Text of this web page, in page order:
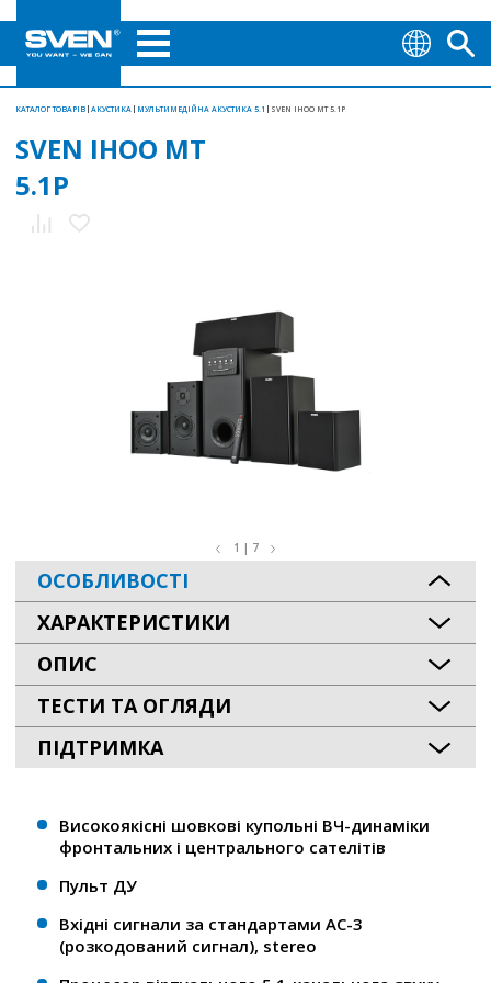
КАТАЛОГ ТОВАРІВ АКУСТИКА МУЛЬТИМЕДІЙНА АКУСТИКА 5.1 SVEN IHOO MT 5.1P
SVEN IHOO MT
5.1P
1 | 7
ОСОБЛИВОСТІ
ХАРАКТЕРИСТИКИ
ОПИС
ТЕСТИ ТА ОГЛЯДИ
ПІДТРИМКА
Високоякісні шовкові купольні ВЧ-динаміки
фронтальних і центрального сателітів
Пульт ДУ
Вхідні сигнали за стандартами AC-3
(розкодований сигнал), stereo